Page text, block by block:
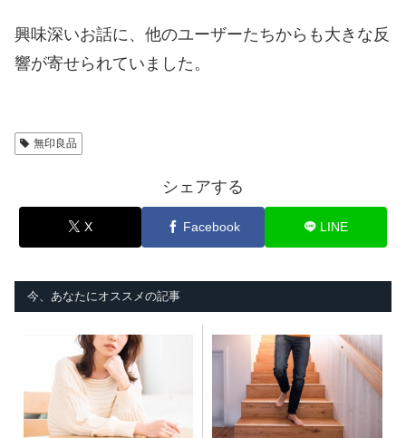
興味深いお話に、他のユーザーたちからも大きな反
響が寄せられていました。
無印良品
シェアする
X Facebook LINE
今、あなたにオススメの記事